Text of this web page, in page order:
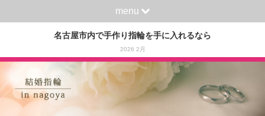
menu
名古屋市内で手作り指輪を手に入れるなら
2026 2月